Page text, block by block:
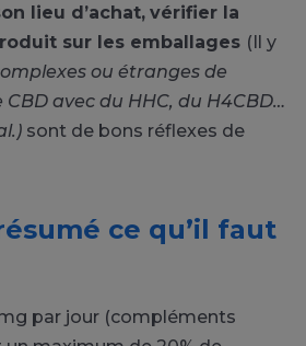
lieu d’achat, vérifier la
sur les emballages (Il y
ou étranges de
avec du HHC, du H4CBD…
sont de bons réflexes de
ce qu’il faut
par jour (compléments